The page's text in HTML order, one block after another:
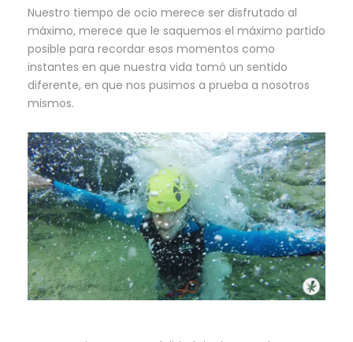
Nuestro tiempo de ocio merece ser disfrutado al
máximo, merece que le saquemos el máximo partido
posible para recordar esos momentos como
instantes en que nuestra vida tomó un sentido
diferente, en que nos pusimos a prueba a nosotros
mismos.